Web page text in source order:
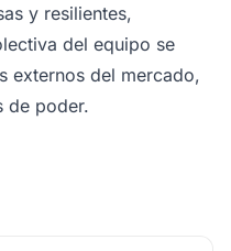
y resilientes,
del equipo se
externos del mercado,
de poder.